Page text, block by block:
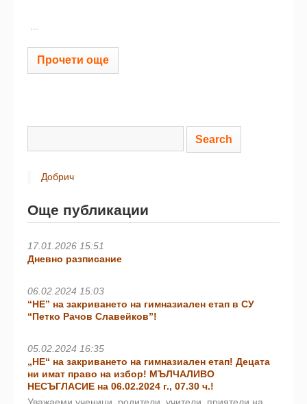
Прочети още
Добрич
Още публикации
17.01.2026 15:51
Дневно разписание
06.02.2024 15:03
“НЕ” на закриването на гимназиален етап в СУ
“Петко Рачов Славейков”!
05.02.2024 16:35
„НЕ“ на закриването на гимназиален етап! Децата
ни имат право на избор! МЪЛЧАЛИВО
НЕСЪГЛАСИЕ на 06.02.2024 г., 07.30 ч.!
Уважаеми ученици, родители, учители, приятели на